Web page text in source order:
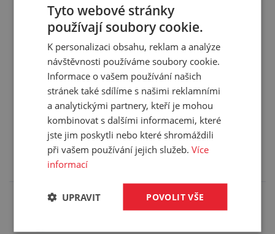
Materiál:
PVC
Hmotnost:
0,811 kg/m
Balení:
20,00 m
Příslušenství (4)
Zde je pro vás připravené příslušenství, které
doporučujeme k tomuto produktu.
Vázací páska Ty-Rap®
Tyto webové stránky
používají soubory cookie.
K personalizaci obsahu, reklam a analýze
návštěvnosti používáme soubory cookie.
Informace o vašem používání našich
stránek také sdílíme s našimi reklamními
a analytickými partnery, kteří je mohou
kombinovat s dalšími informacemi, které
jste jim poskytli nebo které shromáždili
při vašem používání jejich služeb.Více
informací
POVOLIT VŠE
UPRAVIT